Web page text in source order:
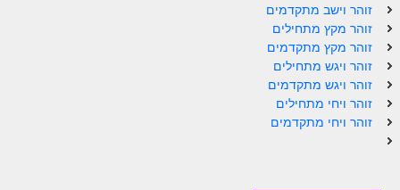
הזוהר הקדוש וישלח מתקדמים
הזוהר הקדוש וישב מתחילים
הזוהר הקדוש וישב מתקדמים
הזוהר הקדוש מקץ מתחילים
זוהר וישב מתקדמים
זוהר מקץ מתחילים
זוהר מקץ מתקדמים
זוהר ויגש מתחילים
זוהר ויגש מתקדמים
זוהר ויחי מתחילים
זוהר ויחי מתקדמים